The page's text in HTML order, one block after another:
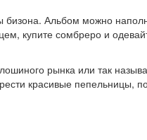
бизона. Альбом можно
купите сомбреро и
рынка или так
красивые пепельницы,